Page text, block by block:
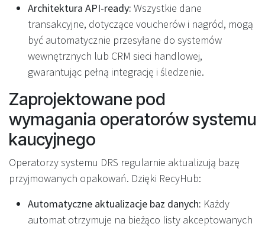
Architektura API-ready: Wszystkie dane
transakcyjne, dotyczące voucherów i nagród, mogą
być automatycznie przesyłane do systemów
wewnętrznych lub CRM sieci handlowej,
gwarantując pełną integrację i śledzenie.
Zaprojektowane pod
wymagania operatorów systemu
kaucyjnego
Operatorzy systemu DRS regularnie aktualizują bazę
przyjmowanych opakowań. Dzięki RecyHub:
Automatyczne aktualizacje baz danych: Każdy
automat otrzymuje na bieżąco listy akceptowanych